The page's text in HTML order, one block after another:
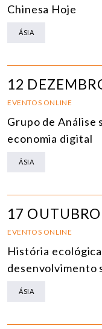
Chinesa Hoje
ÁSIA
12
EVENTOS ONLINE
Grupo de Análise
economia digital
ÁSIA
17
EVENTOS ONLINE
História
desenvolvimento
ÁSIA